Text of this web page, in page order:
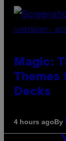
SCREENSHOT:
Magic:
Themes
Decks
4 hours agoBy